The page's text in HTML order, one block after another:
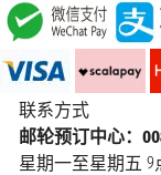
联系方式
邮轮预订中心：
星期一至星期五 9